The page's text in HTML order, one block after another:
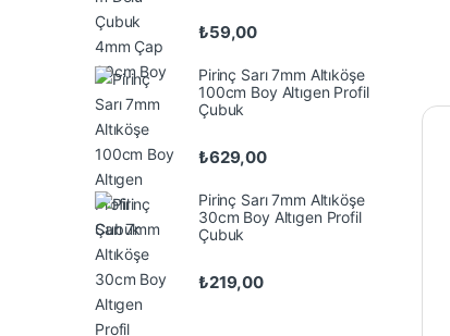
₺59,00
Pirinç Sarı 7mm Altıköşe
100cm Boy Altıgen Profil
Çubuk
₺629,00
Pirinç Sarı 7mm Altıköşe
30cm Boy Altıgen Profil
Çubuk
₺219,00